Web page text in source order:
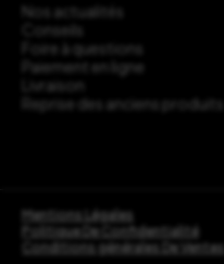
Nos actualités
Conseils
Foire à questions
Paiement en ligne
Livraison
Reprise des anciens produits
Mentions Légales
Politique De Confidentialité
Conditions générales De Ventes